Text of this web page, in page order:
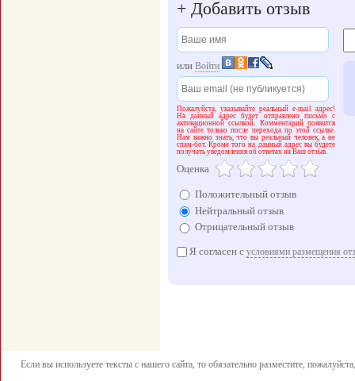
+ Добавить отзыв
или Войти
Пожалуйста, указывайте реальный e-mail адрес!
На данный адрес будет отправлено письмо с
активационной ссылкой. Комментарий появится
на сайте только после перехода по этой ссылке.
Нам важно знать, что вы реальный человек, а не
спам-бот. Кроме того на данный адрес вы будете
получать уведомления об ответах на Ваш отзыв.
Оценка
Положительный отзыв
Нейтральный отзыв
Отрицательный отзыв
Я согласен с условиями размещения
Если вы используете тексты с нашего сайта, то обязательно разместите,